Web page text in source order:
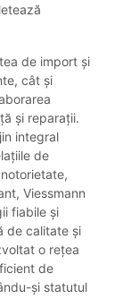
de import și
cât și
și reparații.
integral
de
Viessmann
fiabile și
de calitate și
o rețea
de
și statutul